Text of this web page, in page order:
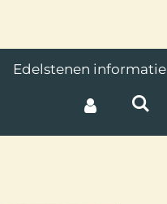
Edelstenen informatie